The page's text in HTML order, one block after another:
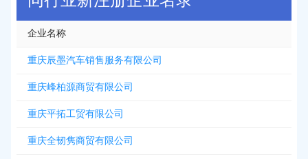
企业名称
重庆辰墨汽车销售服务有限公司
重庆峰柏源商贸有限公司
重庆平拓工贸有限公司
重庆全韧隽商贸有限公司